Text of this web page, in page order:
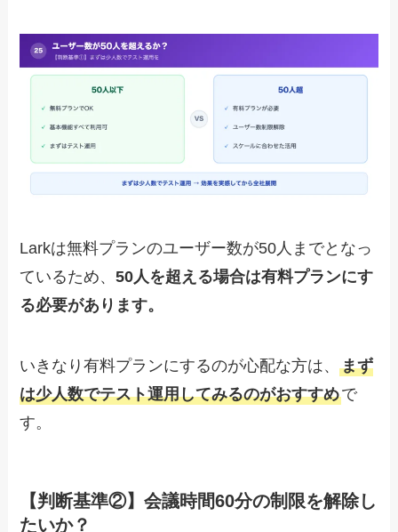
Larkは無料プランのユーザー数が50人までとなっ
ているため、50人を超える場合は有料プランにす
る必要があります。
いきなり有料プランにするのが心配な方は、まず
は少人数でテスト運用してみるのがおすすめで
す。
【判断基準②】会議時間60分の制限を解除し
たいか？